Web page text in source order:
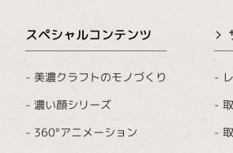
スペシャルコンテンツ
美濃クラフトのモノづくり
濃い顔シリーズ
360°アニメーション